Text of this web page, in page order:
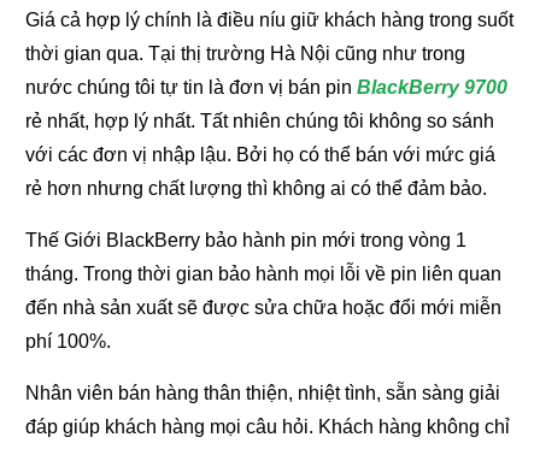
Giá cả hợp lý chính là điều níu giữ khách hàng trong suốt
thời gian qua. Tại thị trường Hà Nội cũng như trong
nước chúng tôi tự tin là đơn vị bán pinBlackBerry 9700
rẻ nhất, hợp lý nhất. Tất nhiên chúng tôi không so sánh
với các đơn vị nhập lậu. Bởi họ có thể bán với mức giá
rẻ hơn nhưng chất lượng thì không ai có thể đảm bảo.
Thế Giới BlackBerry bảo hành pin mới trong vòng 1
tháng. Trong thời gian bảo hành mọi lỗi về pin liên quan
đến nhà sản xuất sẽ được sửa chữa hoặc đổi mới miễn
phí 100%.
Nhân viên bán hàng thân thiện, nhiệt tình, sẵn sàng giải
đáp giúp khách hàng mọi câu hỏi. Khách hàng không chỉ